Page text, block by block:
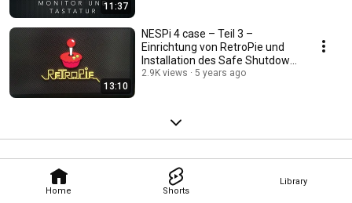
Home Shorts
Library
11:37
13:10
NESPi 4 case – Teil 3 –
Einrichtung von RetroPie und
Installation des Safe Shutdown
Skripts
2.9K views 5 years ago